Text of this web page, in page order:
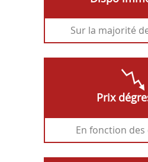
Sur la majorité
Prix
En fonction